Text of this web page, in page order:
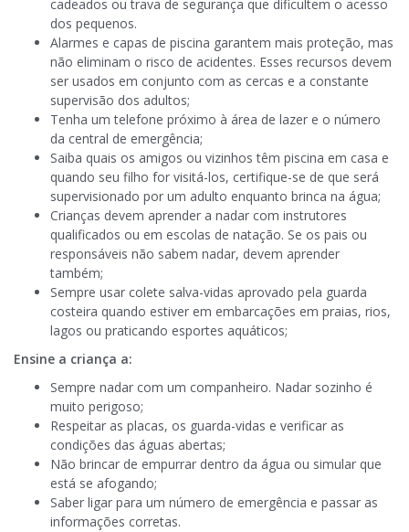
cadeados ou trava de segurança que dificultem o acesso
dos pequenos.
Alarmes e capas de piscina garantem mais proteção, mas
não eliminam o risco de acidentes. Esses recursos devem
ser usados em conjunto com as cercas e a constante
supervisão dos adultos;
Tenha um telefone próximo à área de lazer e o número
da central de emergência;
Saiba quais os amigos ou vizinhos têm piscina em casa e
quando seu filho for visitá-los, certifique-se de que será
supervisionado por um adulto enquanto brinca na água;
Crianças devem aprender a nadar com instrutores
qualificados ou em escolas de natação. Se os pais ou
responsáveis não sabem nadar, devem aprender
também;
Sempre usar colete salva-vidas aprovado pela guarda
costeira quando estiver em embarcações em praias, rios,
lagos ou praticando esportes aquáticos;
Ensine a criança a:
Sempre nadar com um companheiro. Nadar sozinho é
muito perigoso;
Respeitar as placas, os guarda-vidas e verificar as
condições das águas abertas;
Não brincar de empurrar dentro da água ou simular que
está se afogando;
Saber ligar para um número de emergência e passar as
informações corretas.